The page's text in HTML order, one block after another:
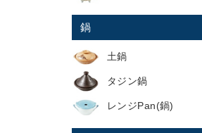
鍋
土鍋
タジン鍋
レンジPan(鍋)